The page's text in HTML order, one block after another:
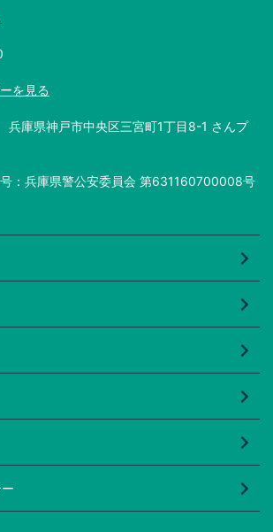
を見る
庫県神戸市中央区三宮町1丁目8-1 さんプ
：兵庫県警公安委員会 第631160700008号